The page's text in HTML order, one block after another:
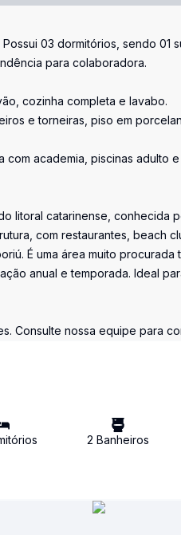
03 dormitórios, sendo 01
para colaboradora.
cozinha completa e lavabo.
e torneiras, piso em
academia, piscinas adulto
litoral catarinense, conhecida
com restaurantes, beach
É uma área muito procurada
anual e temporada. Ideal
Consulte nossa equipe para
s 2 Banheiros